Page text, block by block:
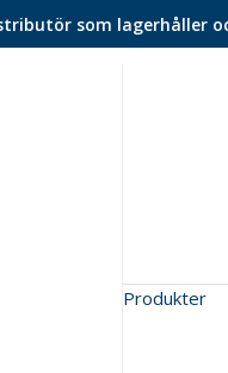
som
Produkter